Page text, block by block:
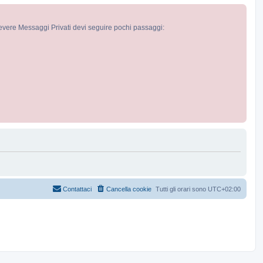
Messaggi Privati devi seguire pochi passaggi:
Tutti gli orari sono UTC+02:00
Cancella cookie
Contattaci